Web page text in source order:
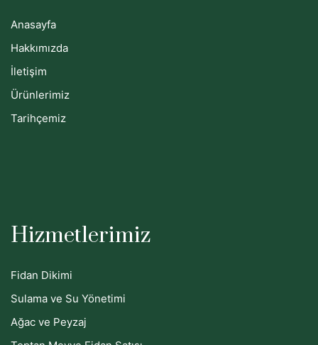
Anasayfa
Hakkımızda
İletişim
Ürünlerimiz
Tarihçemiz
Hizmetlerimiz
Fidan Dikimi
Sulama ve Su Yönetimi
Ağac ve Peyzaj